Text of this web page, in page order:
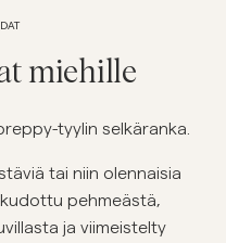
miehille
tyylin selkäranka.
tai niin olennaisia
pehmeästä,
ja viimeistelty